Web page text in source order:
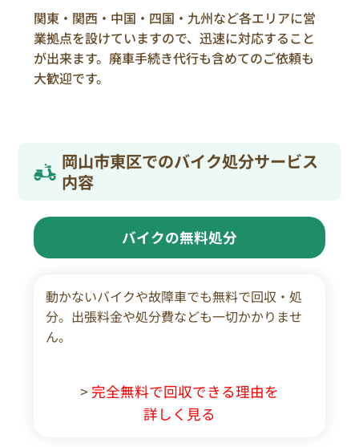
関東・関西・中国・四国・九州など各エリアに営
業拠点を設けていますので、迅速に対応すること
が出来ます。廃車手続き代行も含めてのご依頼も
大歓迎です。
岡山市東区でのバイク処分サービス
内容
バイクの無料処分
動かないバイクや故障車でも無料で回収・処
分。出張料金や処分費なども一切かかりませ
ん。
> 完全無料で回収できる理由を
詳しく見る